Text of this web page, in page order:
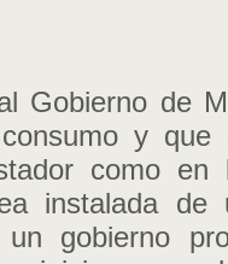
Gobierno de
y que
como
instalada de
un gobierno